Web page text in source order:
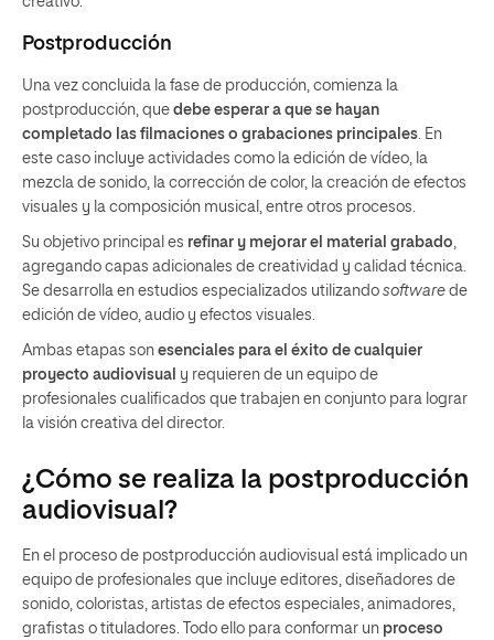
Postproducción
Una vez concluida la fase de producción, comienza la
postproducción, que debe esperar a que se hayan
completado las filmaciones o grabaciones principales . En
este caso incluye actividades como la edición de vídeo, la
mezcla de sonido, la corrección de color, la creación de efectos
visuales y la composición musical, entre otros procesos.
Su objetivo principal es refinar y mejorar el material grabado
agregando capas adicionales de creatividad y calidad técnica.
Se desarrolla en estudios especializados utilizando software de
edición de vídeo, audio y efectos visuales.
Ambas etapas son esenciales para el éxito de cualquier
proyecto audiovisual y requieren de un equipo de
profesionales cualificados que trabajen en conjunto para lograr
la visión creativa del director.
¿Cómo se realiza la postproducción
audiovisual?
En el proceso de postproducción audiovisual está implicado un
equipo de profesionales que incluye editores, diseñadores de
sonido, coloristas, artistas de efectos especiales, animadores,
grafistas o tituladores. Todo ello para conformar un proceso